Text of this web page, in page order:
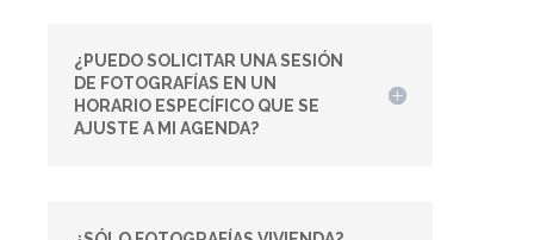
¿PUEDO SOLICITAR UNA SESIÓN
DE FOTOGRAFÍAS EN UN
HORARIO ESPECÍFICO QUE SE
AJUSTE A MI AGENDA?